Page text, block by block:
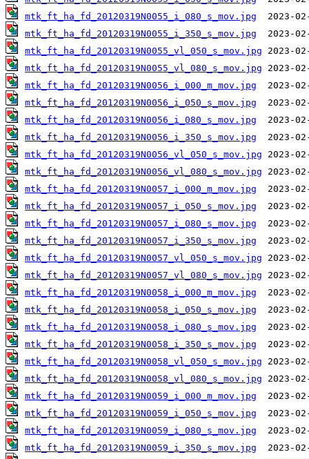
mtk_ft_ha_fd_20120319N0055_i_080_s_mov.jpg
mtk_ft_ha_fd_20120319N0055_i_350_s_mov.jpg
mtk_ft_ha_fd_20120319N0055_vl_050_s_mov.jpg
mtk_ft_ha_fd_20120319N0055_vl_080_s_mov.jpg
mtk_ft_ha_fd_20120319N0056_i_000_m_mov.jpg
mtk_ft_ha_fd_20120319N0056_i_050_s_mov.jpg
mtk_ft_ha_fd_20120319N0056_i_080_s_mov.jpg
mtk_ft_ha_fd_20120319N0056_i_350_s_mov.jpg
mtk_ft_ha_fd_20120319N0056_vl_050_s_mov.jpg
mtk_ft_ha_fd_20120319N0056_vl_080_s_mov.jpg
mtk_ft_ha_fd_20120319N0057_i_000_m_mov.jpg
mtk_ft_ha_fd_20120319N0057_i_050_s_mov.jpg
mtk_ft_ha_fd_20120319N0057_i_080_s_mov.jpg
mtk_ft_ha_fd_20120319N0057_i_350_s_mov.jpg
mtk_ft_ha_fd_20120319N0057_vl_050_s_mov.jpg
mtk_ft_ha_fd_20120319N0057_vl_080_s_mov.jpg
mtk_ft_ha_fd_20120319N0058_i_000_m_mov.jpg
mtk_ft_ha_fd_20120319N0058_i_050_s_mov.jpg
mtk_ft_ha_fd_20120319N0058_i_080_s_mov.jpg
mtk_ft_ha_fd_20120319N0058_i_350_s_mov.jpg
mtk_ft_ha_fd_20120319N0058_vl_050_s_mov.jpg
mtk_ft_ha_fd_20120319N0058_vl_080_s_mov.jpg
mtk_ft_ha_fd_20120319N0059_i_000_m_mov.jpg
mtk_ft_ha_fd_20120319N0059_i_050_s_mov.jpg
mtk_ft_ha_fd_20120319N0059_i_080_s_mov.jpg
mtk_ft_ha_fd_20120319N0059_i_350_s_mov.jpg